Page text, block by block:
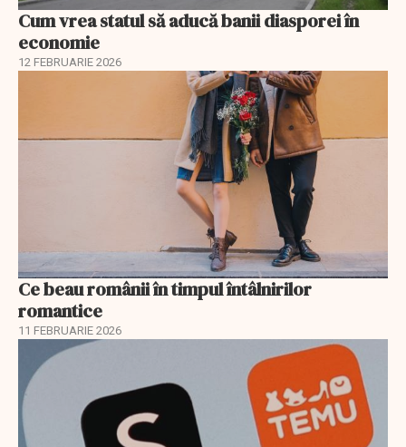
Cum vrea statul să aducă banii diasporei în
economie
12 FEBRUARIE 2026
Ce beau românii în timpul întâlnirilor
romantice
11 FEBRUARIE 2026